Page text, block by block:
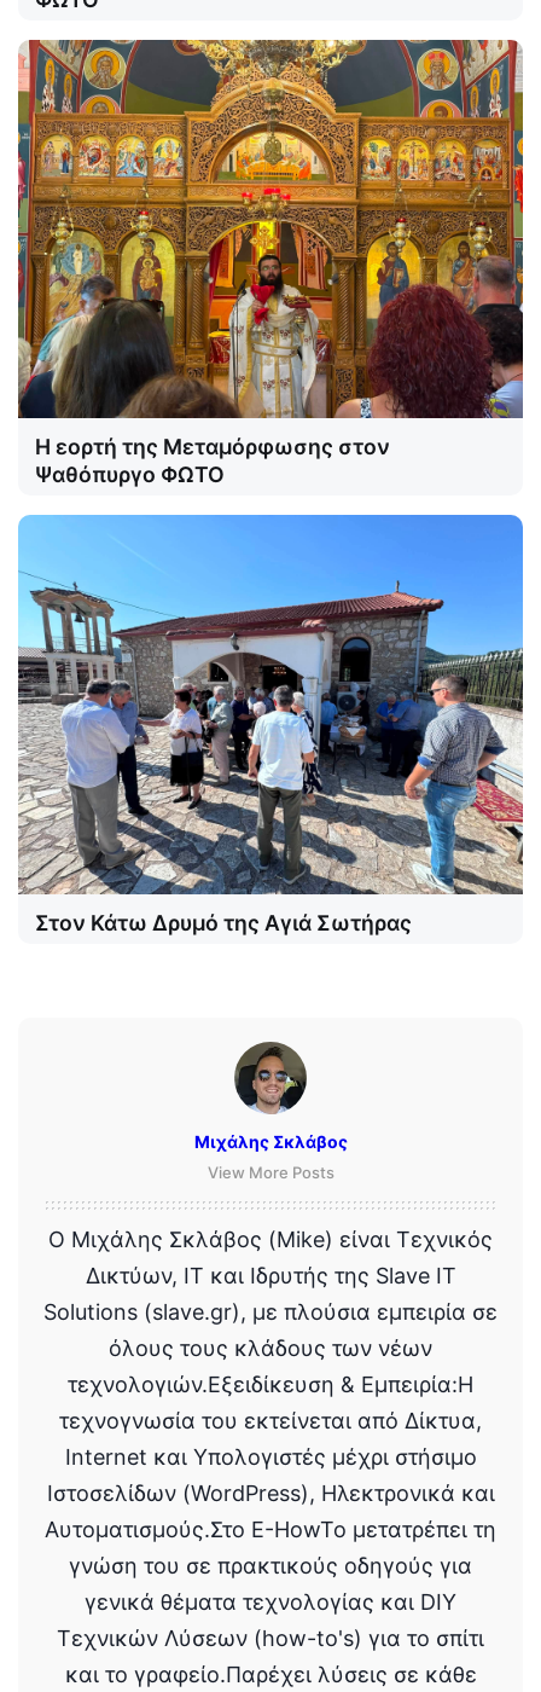
Η εορτή της Μεταμόρφωσης στον
Ψαθόπυργο ΦΩΤΟ
Στον Κάτω Δρυμό της Αγιά Σωτήρας
Μιχάλης Σκλάβος
View More Posts
Ο Μιχάλης Σκλάβος (Mike) είναι Τεχνικός
Δικτύων, IT και Ιδρυτής της Slave IT
Solutions (slave.gr), με πλούσια εμπειρία σε
όλους τους κλάδους των νέων
τεχνολογιών.Εξειδίκευση & Εμπειρία:Η
τεχνογνωσία του εκτείνεται από Δίκτυα,
Internet και Υπολογιστές μέχρι στήσιμο
Ιστοσελίδων (WordPress), Ηλεκτρονικά και
Αυτοματισμούς.Στο E-HowTo μετατρέπει τη
γνώση του σε πρακτικούς οδηγούς για
γενικά θέματα τεχνολογίας και DIY
Τεχνικών Λύσεων (how-to's) για το σπίτι
και το γραφείο.Παρέχει λύσεις σε κάθε